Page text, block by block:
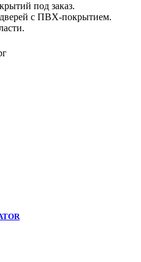
под заказ.
с ПВХ-покрытием.